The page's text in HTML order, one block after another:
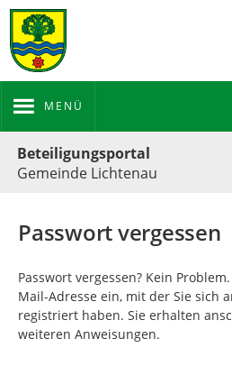
MENÜ
Beteiligungsportal
Gemeinde Lichtenau
Passwort vergessen
Passwort vergessen? Kein
Mail-Adresse ein, mit der Sie sich
registriert haben. Sie erhalten
weiteren Anweisungen.